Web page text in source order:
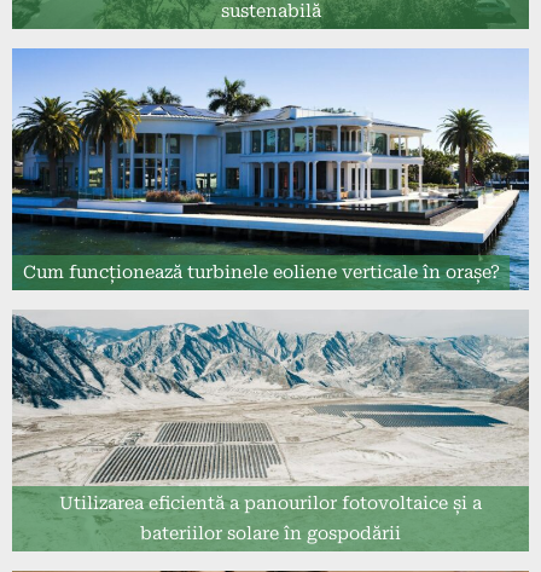
sustenabilă
Cum funcționează turbinele eoliene verticale în orașe?
Utilizarea eficientă a panourilor fotovoltaice și a
bateriilor solare în gospodării